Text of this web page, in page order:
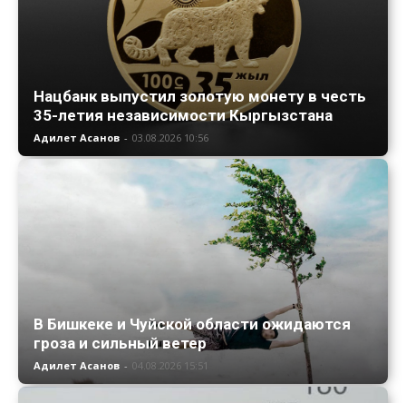
Нацбанк выпустил золотую монету в честь
35-летия независимости Кыргызстана
Адилет Асанов - 03.08.2026 10:56
В Бишкеке и Чуйской области ожидаются
гроза и сильный ветер
Адилет Асанов - 04.08.2026 15:51